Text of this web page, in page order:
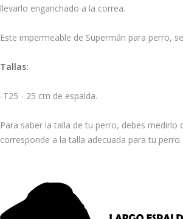
llevarlo enganchado a la correa.
Este impermeable de Supermán para perro,
Tallas:
-T25 - 25 cm de espalda.
Para saber la talla de tu perro, debes
corresponde a la talla adecuada para tu